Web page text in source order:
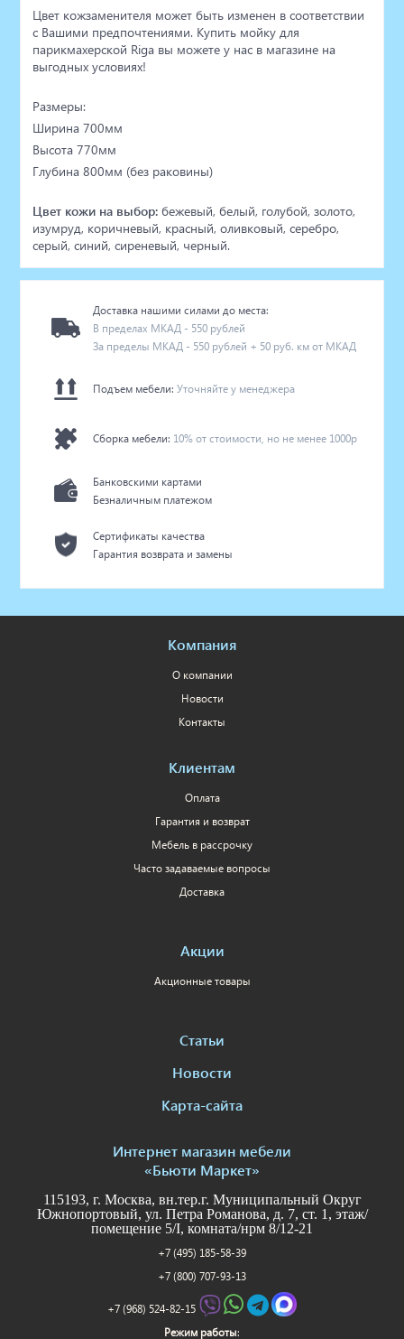
Цвет кожзаменителя может быть изменен в соответствии
с Вашими предпочтениями. Купить мойку для
парикмахерской Riga вы можете у нас в магазине на
выгодных условиях!
Размеры:
Ширина 700мм
Высота 770мм
Глубина 800мм (без раковины)
Цвет кожи на выбор: бежевый, белый, голубой, золото,
изумруд, коричневый, красный, оливковый, серебро,
серый, синий, сиреневый, черный.
Доставка нашими силами до места:
В пределах МКАД - 550 рублей
За пределы МКАД - 550 рублей + 50 руб. км от МКАД
Подъем мебели:Уточняйте у менеджера
Сборка мебели: 10% от стоимости, но не менее 1000р
Банковскими картами
Безналичным платежом
Сертификаты качества
Гарантия возврата и замены
Компания
О компании
Новости
Контакты
Клиентам
Оплата
Гарантия и возврат
Мебель в рассрочку
Часто задаваемые вопросы
Доставка
Акции
Акционные товары
Статьи
Новости
Карта-сайта
Интернет магазин мебели
«Бьюти Маркет»
115193, г. Москва, вн.тер.г. Муниципальный Округ
Южнопортовый, ул. Петра Романова, д. 7, ст. 1, этаж/
помещение 5/I, комната/нрм 8/12-21
+7 (495) 185-58-39
+7 (800) 707-93-13
+7 (968) 524-82-15
Режим работы: